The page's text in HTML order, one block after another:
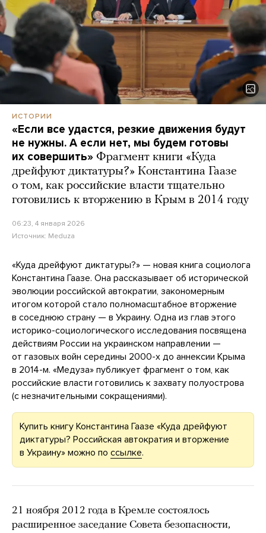
ИСТОРИИ
«Если все удастся, резкие движения будут
не нужны. А если нет, мы будем готовы
их совершить» Фрагмент книги «Куда
дрейфуют диктатуры?» Константина Гаазе
о том, как российские власти тщательно
готовились к вторжению в Крым в 2014 году
06:23, 4 января 2026
Источник: Meduza
«Куда дрейфуют диктатуры?» — новая книга социолога
Константина Гаазе. Она рассказывает об исторической
эволюции российской автократии, закономерным
итогом которой стало полномасштабное вторжение
в соседнюю страну — в Украину. Одна из глав этого
историко-социологического исследования посвящена
действиям России на украинском направлении —
от газовых войн середины 2000-х до аннексии Крыма
в 2014-м. «Медуза» публикует фрагмент о том, как
российские власти готовились к захвату полуострова
(с незначительными сокращениями).
Купить книгу Константина Гаазе «Куда дрейфуют
диктатуры? Российская автократия и вторжение
в Украину» можно по ссылке.
21 ноября 2012 года в Кремле состоялось
расширенное заседание Совета безопасности,